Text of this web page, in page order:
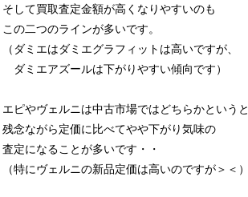
そして買取査定金額が高くなりやすいのも
この二つのラインが多いです。
（ダミエはダミエグラフィットは高いですが、
ダミエアズールは下がりやすい傾向です）
エピやヴェルニは中古市場ではどちらかというと
残念ながら定価に比べてやや下がり気味の
査定になることが多いです・・
（特にヴェルニの新品定価は高いのですが＞＜）